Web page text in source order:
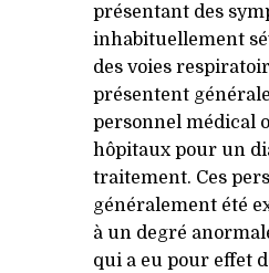
présentant des
inhabituellement
des voies
présentent
personnel médical
hôpitaux pour un
traitement. Ces
généralement été
à un degré
qui a eu pour effet